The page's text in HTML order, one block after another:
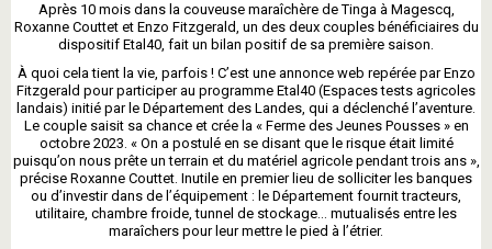
Après 10 mois dans la couveuse maraîchère de Tinga à Magescq,
Roxanne Couttet et Enzo Fitzgerald, un des deux couples bénéficiaires du
dispositif Etal40, fait un bilan positif de sa première saison.
À quoi cela tient la vie, parfois ! C’est une annonce web repérée par Enzo
Fitzgerald pour participer au programme Etal40 (Espaces tests agricoles
landais) initié par le Département des Landes, qui a déclenché l’aventure.
Le couple saisit sa chance et crée la « Ferme des Jeunes Pousses » en
octobre 2023. « On a postulé en se disant que le risque était limité
puisqu’on nous prête un terrain et du matériel agricole pendant trois ans »,
précise Roxanne Couttet. Inutile en premier lieu de solliciter les banques
ou d’investir dans de l’équipement : le Département fournit tracteurs,
utilitaire, chambre froide, tunnel de stockage… mutualisés entre les
maraîchers pour leur mettre le pied à l’étrier.